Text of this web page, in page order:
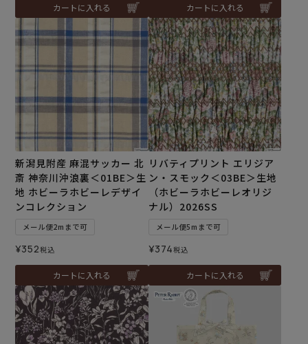
カートに入れる カートに入れる
新潟見附産 麻混サッカー 北
斎 神奈川沖浪裏＜01BE＞生
地 ホビーラホビーレデザイ
ンコレクション
メール便2mまで可
¥352税込
カートに入れる
リバティプリント エリジア
ン・スモック＜03BE＞生地
（ホビーラホビーレオリジ
ナル）2026SS
メール便5mまで可
¥374税込
カートに入れる